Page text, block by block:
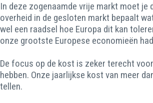
In deze zogenaamde vrije markt moet je
overheid in de gesloten markt bepaalt
wel een raadsel hoe Europa dit kan
onze grootste Europese economieën
De focus op de kost is zeker terecht
hebben. Onze jaarlijkse kost van meer
tellen.